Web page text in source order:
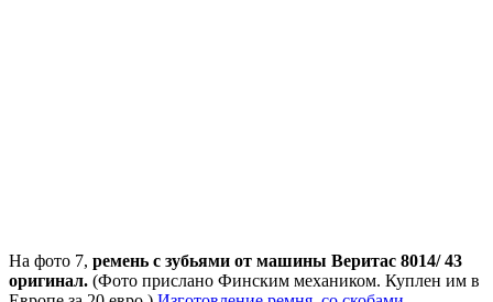
На фото 7, ремень с зубьями от машины Веритас 8014/ 43
оригинал. (Фото прислано Финским механиком. Куплен им в